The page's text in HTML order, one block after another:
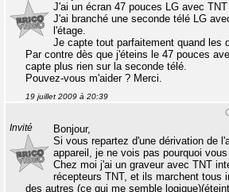
J'ai un écran 47 pouces LG avec
J'ai branché une seconde télé LG
l'étage.
Je capte tout parfaitement quand les
Par contre dès que j'éteins le 47 pouces
capte plus rien sur la seconde télé.
Pouvez-vous m'aider ? Merci.
19 juillet 2009 à 20:39
Invité
Bonjour,
Si vous repartez d'une dérivation de
appareil, je ne vois pas pourquoi
Chez moi j'ai un graveur avec TNT
récepteurs TNT, et ils marchent tous
des autres (ce qui me semble